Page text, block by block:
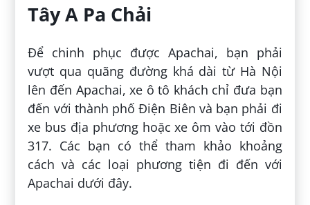
Tây A Pa Chải
Để chinh phục được Apachai, bạn phải
vượt qua quãng đường khá dài từ Hà Nội
lên đến Apachai, xe ô tô khách chỉ đưa bạn
đến với thành phố Điện Biên và bạn phải đi
xe bus địa phương hoặc xe ôm vào tới đồn
317. Các bạn có thể tham khảo khoảng
cách và các loại phương tiện đi đến với
Apachai dưới đây.